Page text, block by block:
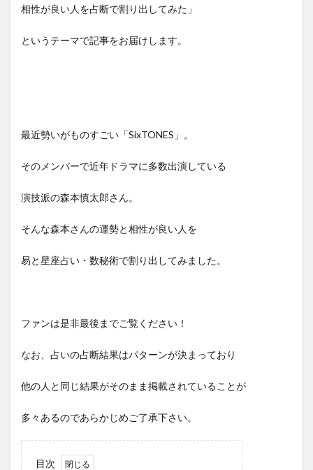
相性が良い人を占断で割り出してみた」
というテーマで記事をお届けします。
最近勢いがものすごい「SixTONES」。
そのメンバーで近年ドラマに多数出演している
演技派の森本慎太郎さん。
そんな森本さんの運勢と相性が良い人を
易と星座占い・数秘術で割り出してみました。
ファンは是非最後までご覧ください！
なお、占いの占断結果はパターンが決まっており
他の人と同じ結果がそのまま掲載されていることが
多々あるのであらかじめご了承下さい。
目次